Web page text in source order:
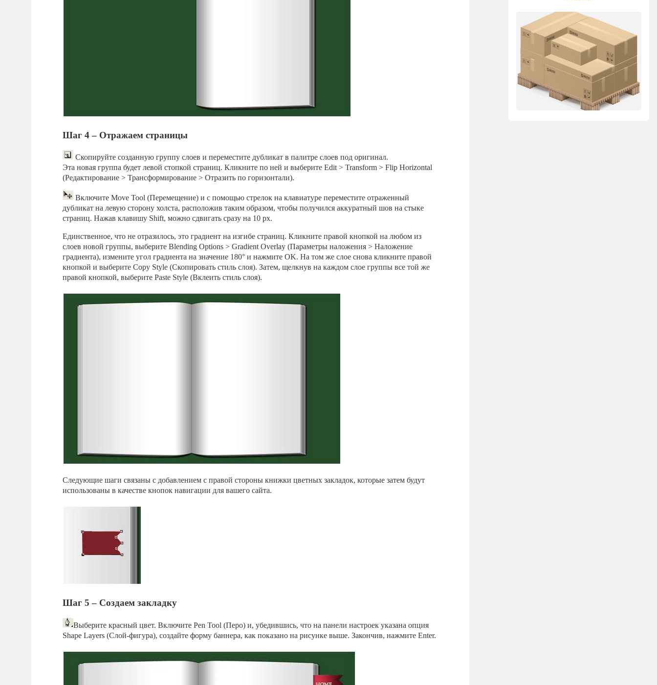
Шаг 4 – Отражаем страницы
Скопируйте созданную группу слоев и переместите дубликат в палитре слоев под оригинал.
Эта новая группа будет левой стопкой страниц. Кликните по ней и выберите Edit > Transform > Flip Horizontal
(Редактирование > Трансформирование > Отразить по горизонтали).
Включите Move Tool (Перемещение) и с помощью стрелок на клавиатуре переместите отраженный
дубликат на левую сторону холста, расположив таким образом, чтобы получился аккуратный шов на стыке
страниц. Нажав клавишу Shift, можно сдвигать сразу на 10 рх.
Единственное, что не отразилось, это градиент на изгибе страниц. Кликните правой кнопкой на любом из
слоев новой группы, выберите Blending Options > Gradient Overlay (Параметры наложения > Наложение
градиента), измените угол градиента на значение 180° и нажмите OK. На том же слое снова кликните правой
кнопкой и выберите Copy Style (Скопировать стиль слоя). Затем, щелкнув на каждом слое группы все той же
правой кнопкой, выберите Paste Style (Вклеить стиль слоя).
Следующие шаги связаны с добавлением с правой стороны книжки цветных закладок, которые затем будут
использованы в качестве кнопок навигации для вашего сайта.
Шаг 5 – Создаем закладку
Выберите красный цвет. Включите Pen Tool (Перо) и, убедившись, что на панели настроек указана опция
Shape Layers (Слой-фигура), создайте форму баннера, как показано на рисунке выше. Закончив, нажмите Enter.